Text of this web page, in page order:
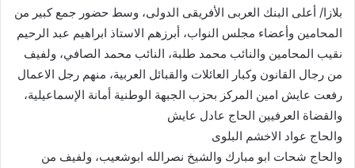
بلازا/ أعلى البنك العربى الأفريقى الدولى، وسط حضور جمع كبير من
المحامين وأعضاء مجلس النواب، أبرزهم الاستاذ ابراهيم عبد الرحيم
نقيب المحامين والنائب محمد طلبة، النائب محمد الصافي، ولفيف
من رجال القانون وكبار العائلات والقبائل العربية، منهم رجل الاعمال
رفعت عايش امين المركز بحزب الجبهة الوطنية أمانة الإسماعيلية،
والقضاة العرفيين الحاج عادل عايش
والحاج عواد الاخشم البلوى
والحاج شحات ابو مبارك والشيخ نصرالله ابوشعيب، ولفيف من